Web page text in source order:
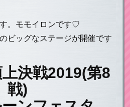
。モモイロンです♡
ビッグなステージが開催です
決戦2019(第8
戦)